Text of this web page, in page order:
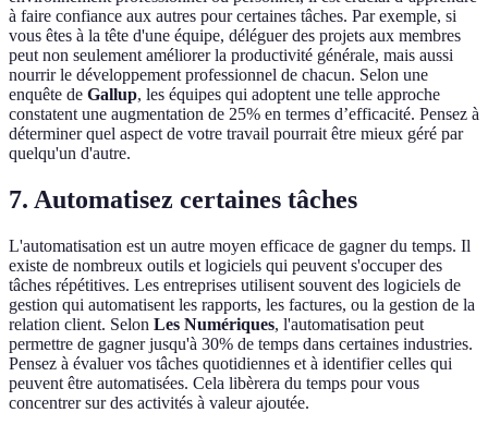
à faire confiance aux autres pour certaines tâches. Par exemple, si
vous êtes à la tête d'une équipe, déléguer des projets aux membres
peut non seulement améliorer la productivité générale, mais aussi
nourrir le développement professionnel de chacun. Selon une
enquête de Gallup, les équipes qui adoptent une telle approche
constatent une augmentation de 25% en termes d’efficacité. Pensez à
déterminer quel aspect de votre travail pourrait être mieux géré par
quelqu'un d'autre.
7. Automatisez certaines tâches
L'automatisation est un autre moyen efficace de gagner du temps. Il
existe de nombreux outils et logiciels qui peuvent s'occuper des
tâches répétitives. Les entreprises utilisent souvent des logiciels de
gestion qui automatisent les rapports, les factures, ou la gestion de la
relation client. Selon Les Numériques, l'automatisation peut
permettre de gagner jusqu'à 30% de temps dans certaines industries.
Pensez à évaluer vos tâches quotidiennes et à identifier celles qui
peuvent être automatisées. Cela libèrera du temps pour vous
concentrer sur des activités à valeur ajoutée.